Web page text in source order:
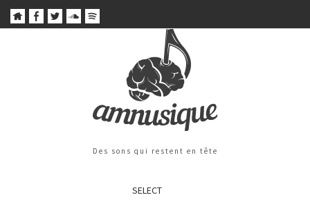
Des sons qui restent en tête
SELECT